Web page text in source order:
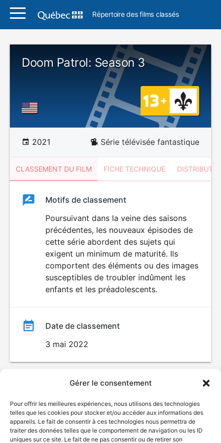
Gérer le consentement
Pour offrir les meilleures expériences, nous utilisons des technologies
telles que les cookies pour stocker et/ou accéder aux informations des
appareils. Le fait de consentir à ces technologies nous permettra de
traiter des données telles que le comportement de navigation ou les ID
uniques sur ce site. Le fait de ne pas consentir ou de retirer son
Répertoire des films classés
Doom Patrol: Season 3
2021 Série télévisée fantastique
CLASSEMENT DU FILM FICHE TECHNIQUE
ClassementClassement
Motifs de classement
Poursuivant dans la veine des saisons
précédentes, les nouveaux épisodes de
cette série abordent des sujets qui
exigent un minimum de maturité. Ils
comportent des éléments ou des images
susceptibles de troubler indûment les
enfants et les préadolescents.
Date de classement
3 mai 2022